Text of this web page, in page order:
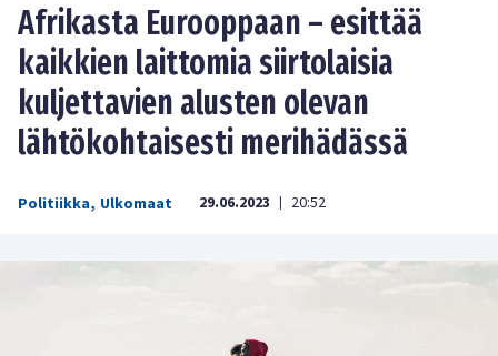
Afrikasta Eurooppaan – esittää
kaikkien laittomia siirtolaisia
kuljettavien alusten olevan
lähtökohtaisesti merihädässä
Politiikka, Ulkomaat 29.06.2023 | 20:52